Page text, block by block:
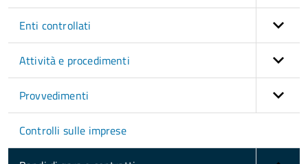
Enti controllati
Attività e procedimenti
Provvedimenti
Controlli sulle imprese